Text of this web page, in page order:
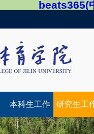
beats365(
本科生工作 研究生工